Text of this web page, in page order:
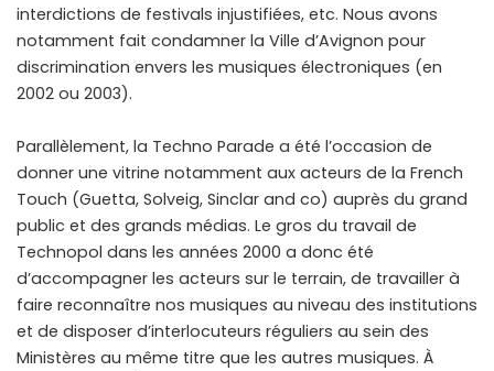
interdictions de festivals injustifiées, etc. Nous avons
notamment fait condamner la Ville d’Avignon pour
discrimination envers les musiques électroniques (en
2002 ou 2003).
Parallèlement, la Techno Parade a été l’occasion de
donner une vitrine notamment aux acteurs de la French
Touch (Guetta, Solveig, Sinclar and co) auprès du grand
public et des grands médias. Le gros du travail de
Technopol dans les années 2000 a donc été
d’accompagner les acteurs sur le terrain, de travailler à
faire reconnaître nos musiques au niveau des institutions
et de disposer d’interlocuteurs réguliers au sein des
Ministères au même titre que les autres musiques. À